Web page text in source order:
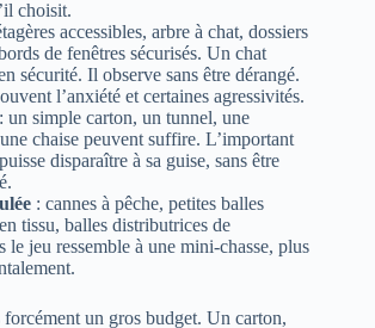
choisit.
accessibles, arbre à chat, dossiers
de fenêtres sécurisés. Un chat
sécurité. Il observe sans être dérangé.
l’anxiété et certaines agressivités.
: un simple carton, un tunnel, une
chaise peuvent suffire. L’important
disparaître à sa guise, sans être
: cannes à pêche, petites balles
tissu, balles distributrices de
le jeu ressemble à une mini-chasse, plus
forcément un gros budget. Un carton,